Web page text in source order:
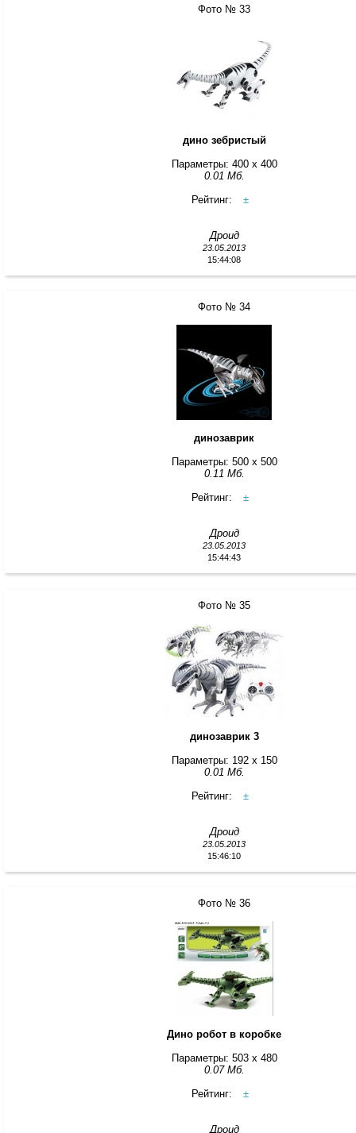
Фото № 33
дино зебристый
Параметры: 400 x 400
0.01 Мб.
Рейтинг:
±
Дроид
23.05.2013
15:44:08
Фото № 34
динозаврик
Параметры: 500 x 500
0.11 Мб.
Рейтинг:
±
Дроид
23.05.2013
15:44:43
Фото № 35
динозаврик 3
Параметры: 192 x 150
0.01 Мб.
Рейтинг:
±
Дроид
23.05.2013
15:46:10
Фото № 36
Дино робот в коробке
Параметры: 503 x 480
0.07 Мб.
Рейтинг:
±
Дроид